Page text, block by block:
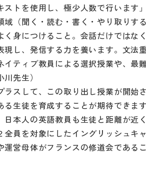
ストを使用し、極少人数で行います
（聞く・読む・書く・やり取りす
く身につけること。会話だけではな
現し、発信する力を養います。文法
イティブ教員による選択授業や、最
先生）
スして、この取り出し授業が開始
生徒を育成することが期待できます
日本人の英語教員も生徒と距離が
員を対象にしたイングリッシュキ
運営母体がフランスの修道会である